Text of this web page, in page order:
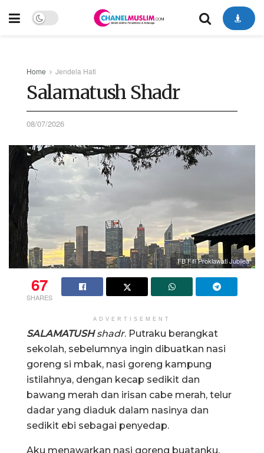
Home Jendela Hati
Salamatush Shadr
08/07/2026
FB Fifi Proklawati Jubilea
67
SHARES
ADVERTISEMENT
SALAMATUSHshadr. Putraku berangkat
sekolah, sebelumnya ingin dibuatkan nasi
goreng si mbak, nasi goreng kampung
istilahnya, dengan kecap sedikit dan
bawang merah dan irisan cabe merah, telur
dadar yang diaduk dalam nasinya dan
sedikit ebi sebagai penyedap.
Aku menawarkan nasi goreng buatanku,